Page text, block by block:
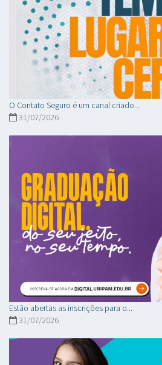
O Contato Seguro é um canal criado...
31/07/2026
Estão abertas as inscrições para o...
31/07/2026